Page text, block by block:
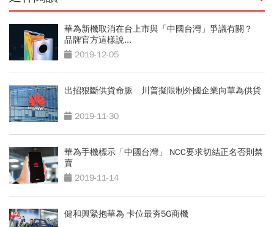
華為新機取消在台上市與「中國台灣」爭議有關？
品牌官方這樣說...
2019-12-05
出招狠斷供貨命脈 川普擬限制外國企業向華為供貨
2019-11-30
華為手機標示「中國台灣」 NCC要求切結正名否則禁
賣
2019-11-14
健和興緊抱華為 卡位最夯5G商機